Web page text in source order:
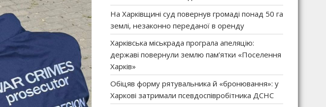
На Харківщині суд повернув громаді понад 50 га
землі, незаконно переданої в оренду
Харківська міськрада програла апеляцію:
державі повернули землю пам’ятки «Поселення
Харків»
Обіцяв форму рятувальника й «бронювання»: у
Харкові затримали псевдоспівробітника ДСНС